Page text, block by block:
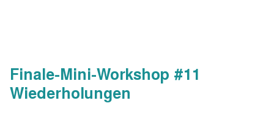
Finale-Mini-Workshop #11
Wiederholungen